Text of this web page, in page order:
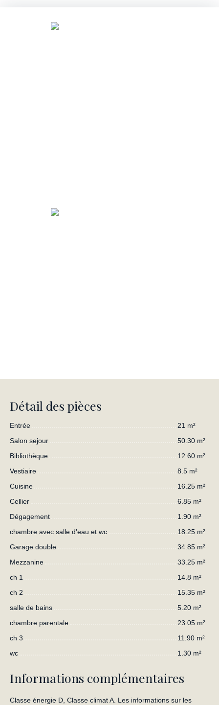
Détail des pièces
Entrée
21 m²
Salon sejour
50.30 m²
Bibliothèque
12.60 m²
Vestiaire
8.5 m²
Cuisine
16.25 m²
Cellier
6.85 m²
Dégagement
1.90 m²
chambre avec salle d'eau et wc
18.25 m²
Garage double
34.85 m²
Mezzanine
33.25 m²
ch 1
14.8 m²
ch 2
15.35 m²
salle de bains
5.20 m²
chambre parentale
23.05 m²
ch 3
11.90 m²
wc
1.30 m²
Informations complémentaires
Classe énergie D, Classe climat A. Les informations sur les